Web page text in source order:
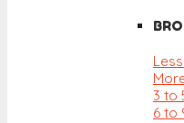
3 to
6 to